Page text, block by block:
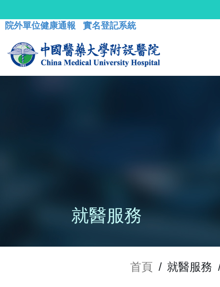
院外單位健康通報 實名登記系統
就醫服務
首頁 / 就醫服務